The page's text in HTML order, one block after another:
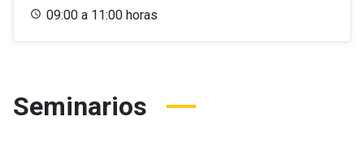
09:00 a 11:00 horas
Seminarios